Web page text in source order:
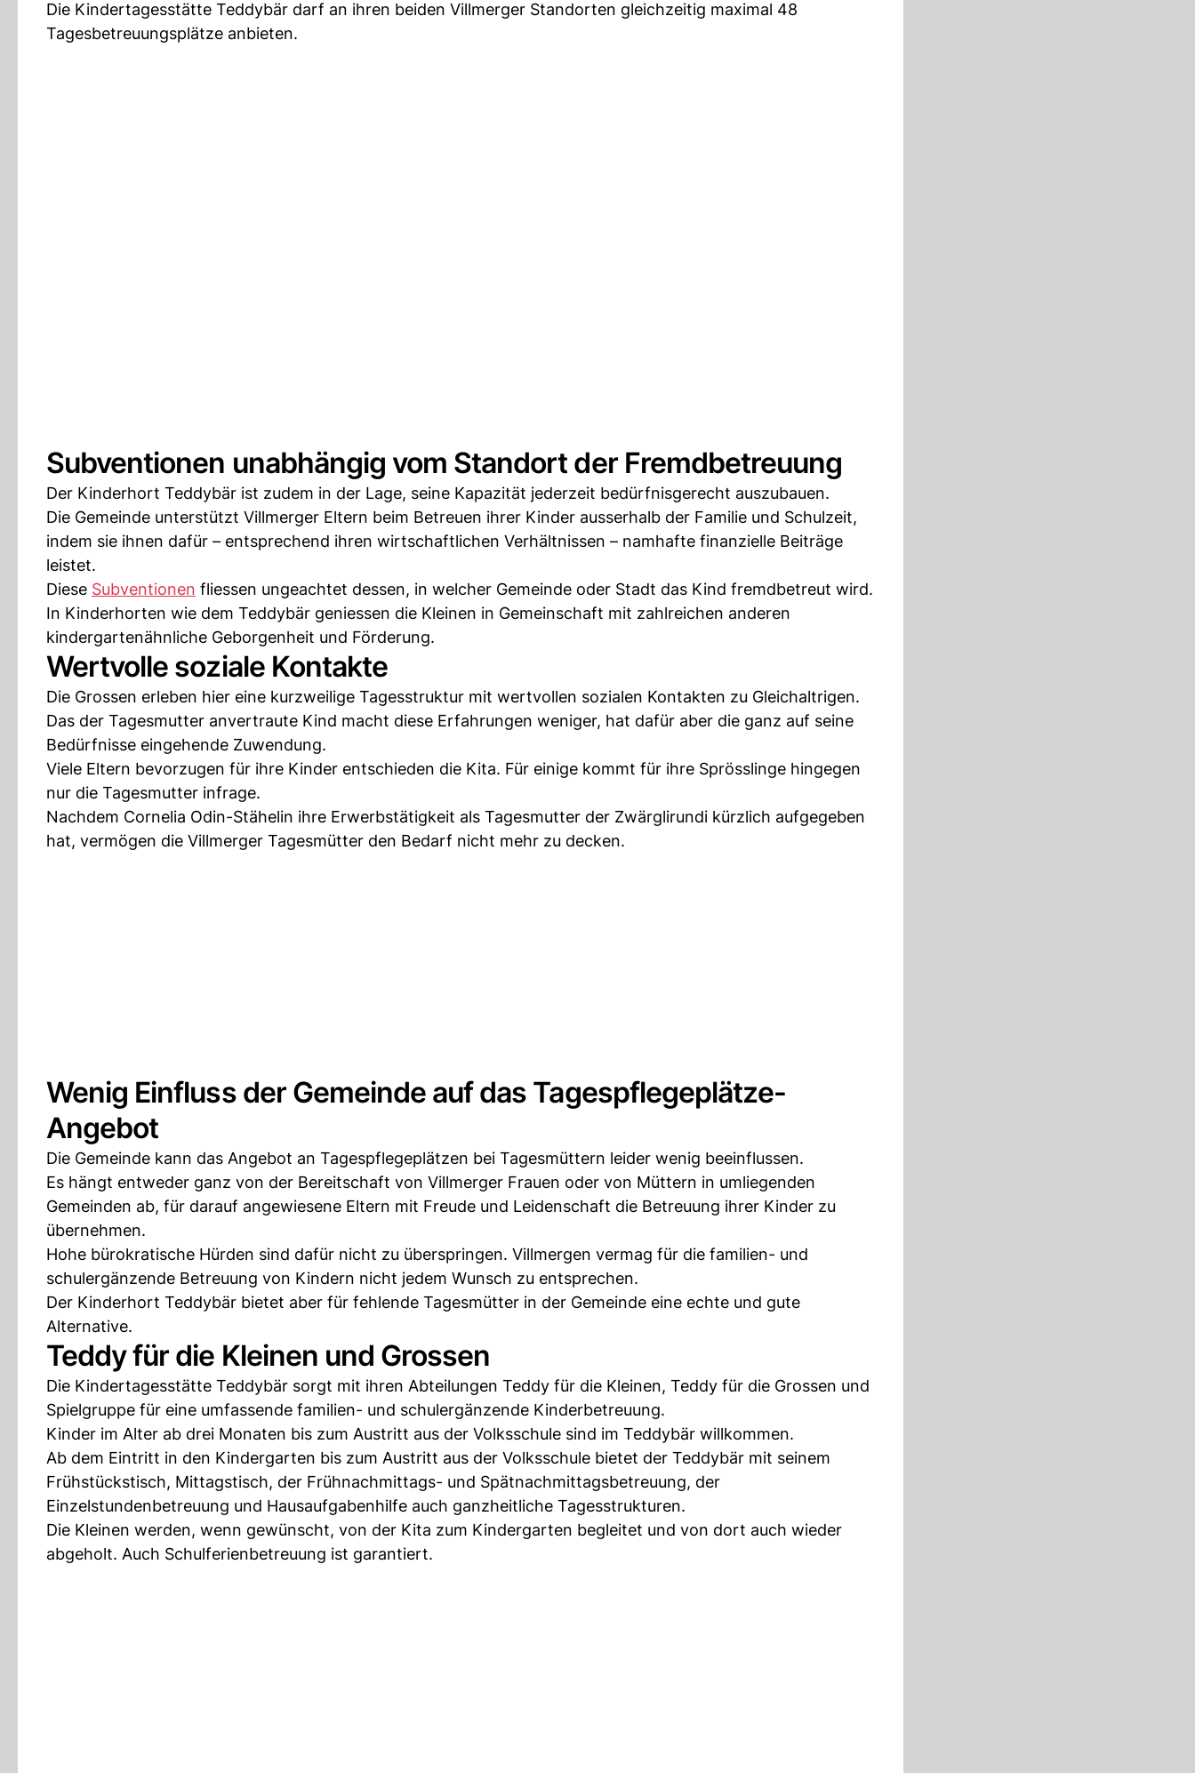
Die Kindertagesstätte Teddybär darf an ihren beiden Villmerger Standorten gleichzeitig maximal 48
Tagesbetreuungsplätze anbieten.
Subventionen unabhängig vom Standort der Fremdbetreuung
Der Kinderhort Teddybär ist zudem in der Lage, seine Kapazität jederzeit bedürfnisgerecht auszubauen.
Die Gemeinde unterstützt Villmerger Eltern beim Betreuen ihrer Kinder ausserhalb der Familie und Schulzeit,
indem sie ihnen dafür – entsprechend ihren wirtschaftlichen Verhältnissen – namhafte finanzielle Beiträge
leistet.
Diese Subventionen fliessen ungeachtet dessen, in welcher Gemeinde oder Stadt das Kind fremdbetreut wird.
In Kinderhorten wie dem Teddybär geniessen die Kleinen in Gemeinschaft mit zahlreichen anderen
kindergartenähnliche Geborgenheit und Förderung.
Wertvolle soziale Kontakte
Die Grossen erleben hier eine kurzweilige Tagesstruktur mit wertvollen sozialen Kontakten zu Gleichaltrigen.
Das der Tagesmutter anvertraute Kind macht diese Erfahrungen weniger, hat dafür aber die ganz auf seine
Bedürfnisse eingehende Zuwendung.
Viele Eltern bevorzugen für ihre Kinder entschieden die Kita. Für einige kommt für ihre Sprösslinge hingegen
nur die Tagesmutter infrage.
Nachdem Cornelia Odin-Stähelin ihre Erwerbstätigkeit als Tagesmutter der Zwärglirundi kürzlich aufgegeben
hat, vermögen die Villmerger Tagesmütter den Bedarf nicht mehr zu decken.
Wenig Einfluss der Gemeinde auf das Tagespflegeplätze-
Angebot
Die Gemeinde kann das Angebot an Tagespflegeplätzen bei Tagesmüttern leider wenig beeinflussen.
Es hängt entweder ganz von der Bereitschaft von Villmerger Frauen oder von Müttern in umliegenden
Gemeinden ab, für darauf angewiesene Eltern mit Freude und Leidenschaft die Betreuung ihrer Kinder zu
übernehmen.
Hohe bürokratische Hürden sind dafür nicht zu überspringen. Villmergen vermag für die familien- und
schulergänzende Betreuung von Kindern nicht jedem Wunsch zu entsprechen.
Der Kinderhort Teddybär bietet aber für fehlende Tagesmütter in der Gemeinde eine echte und gute
Alternative.
Teddy für die Kleinen und Grossen
Die Kindertagesstätte Teddybär sorgt mit ihren Abteilungen Teddy für die Kleinen, Teddy für die Grossen und
Spielgruppe für eine umfassende familien- und schulergänzende Kinderbetreuung.
Kinder im Alter ab drei Monaten bis zum Austritt aus der Volksschule sind im Teddybär willkommen.
Ab dem Eintritt in den Kindergarten bis zum Austritt aus der Volksschule bietet der Teddybär mit seinem
Frühstückstisch, Mittagstisch, der Frühnachmittags- und Spätnachmittagsbetreuung, der
Einzelstundenbetreuung und Hausaufgabenhilfe auch ganzheitliche Tagesstrukturen.
Die Kleinen werden, wenn gewünscht, von der Kita zum Kindergarten begleitet und von dort auch wieder
abgeholt. Auch Schulferienbetreuung ist garantiert.